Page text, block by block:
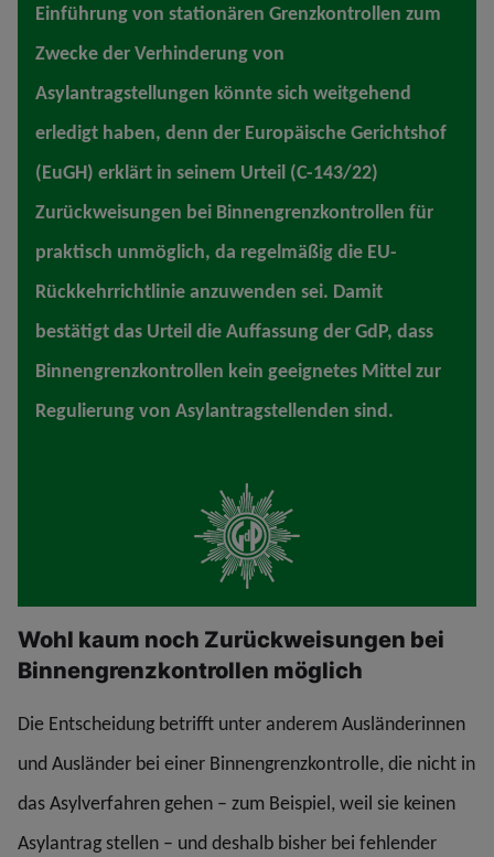
Einführung von stationären Grenzkontrollen zum
Zwecke der Verhinderung von
Asylantragstellungen könnte sich weitgehend
erledigt haben, denn der Europäische Gerichtshof
(EuGH) erklärt in seinem Urteil (C-143/22)
Zurückweisungen bei Binnengrenzkontrollen für
praktisch unmöglich, da regelmäßig die EU-
Rückkehrrichtlinie anzuwenden sei. Damit
bestätigt das Urteil die Auffassung der GdP, dass
Binnengrenzkontrollen kein geeignetes Mittel zur
Regulierung von Asylantragstellenden sind.
Wohl kaum noch Zurückweisungen bei
Binnengrenzkontrollen möglich
Die Entscheidung betrifft unter anderem Ausländerinnen
und Ausländer bei einer Binnengrenzkontrolle, die nicht in
das Asylverfahren gehen – zum Beispiel, weil sie keinen
Asylantrag stellen – und deshalb bisher bei fehlender